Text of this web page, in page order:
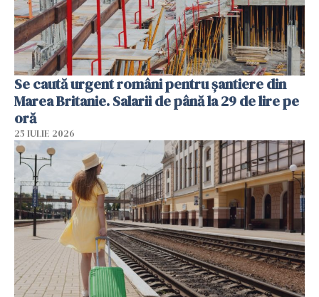
Se caută urgent români pentru șantiere din
Marea Britanie. Salarii de până la 29 de lire pe
oră
25 IULIE 2026